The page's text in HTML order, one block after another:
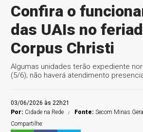
Confira o
das UAIs no
Corpus Christi
Algumas unidades terão expediente
(5/6); não haverá atendimento
03/06/2026 às 22h21
Por: Cidade na Rede Fonte:Secom Minas
Compartilhe: